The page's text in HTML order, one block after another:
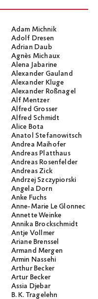
Adam Michnik
Adolf Dresen
Adrian Daub
Agnès Michaux
Alena Jabarine
Alexander Gauland
Alexander Kluge
Alexander Roßnagel
Alf Mentzer
Alfred Grosser
Alfred Schmidt
Alice Bota
Anatol Stefanowitsch
Andrea Maihofer
Andreas Platthaus
Andreas Rosenfelder
Andreas Zick
Andrzej Szczypiorski
Angela Dorn
Anke Fuchs
Anne-Marie Le Glonnec
Annette Weinke
Annika Brockschmidt
Antje Vollmer
Ariane Brenssel
Armand Mergen
Armin Nassehi
Arthur Becker
Artur Becker
Assia Djebar
B. K. Tragelehn